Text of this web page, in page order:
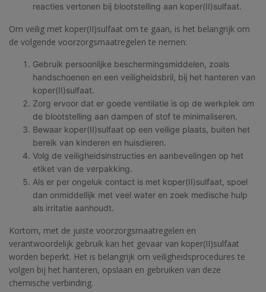
reacties vertonen bij blootstelling aan koper(II)sulfaat.
Om veilig met koper(II)sulfaat om te gaan, is het belangrijk om
de volgende voorzorgsmaatregelen te nemen:
Gebruik persoonlijke beschermingsmiddelen, zoals
handschoenen en een veiligheidsbril, bij het hanteren van
koper(II)sulfaat.
Zorg ervoor dat er goede ventilatie is op de werkplek om
de blootstelling aan dampen of stof te minimaliseren.
Bewaar koper(II)sulfaat op een veilige plaats, buiten het
bereik van kinderen en huisdieren.
Volg de veiligheidsinstructies en aanbevelingen op het
etiket van de verpakking.
Als er per ongeluk contact is met koper(II)sulfaat, spoel
dan onmiddellijk met veel water en zoek medische hulp
als irritatie aanhoudt.
Kortom, met de juiste voorzorgsmaatregelen en
verantwoordelijk gebruik kan het gevaar van koper(II)sulfaat
worden beperkt. Het is belangrijk om veiligheidsprocedures te
volgen bij het hanteren, opslaan en gebruiken van deze
chemische verbinding.